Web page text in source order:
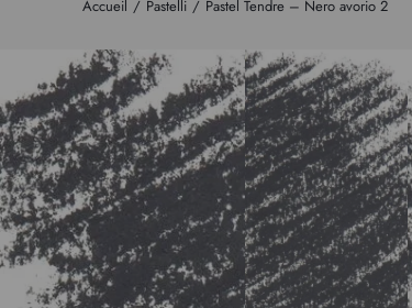
Accueil Pastelli Pastel Tendre – Nero avorio 2